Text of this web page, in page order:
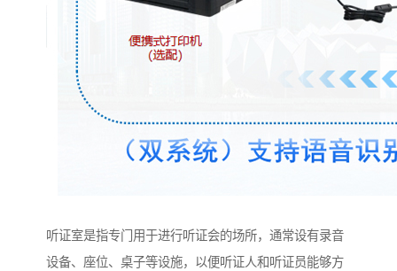
听证室是指专门用于进行听证会的场所，通常设有录音
设备、座位、桌子等设施，以便听证人和听证员能够方